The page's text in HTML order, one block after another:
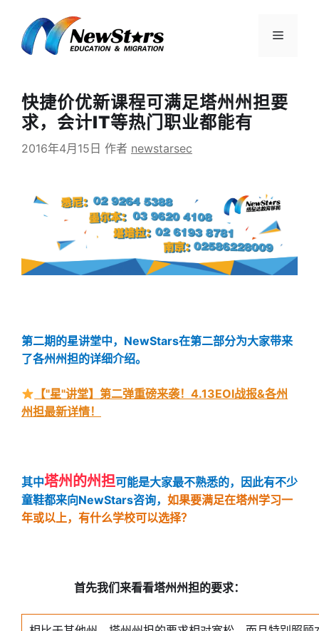
菜
快捷价优新课程可满足塔州州担要
求，会计IT等热门职业都能有
2016年4月15日 作者 newstarsec
第二期的星讲堂中，NewStars在第二部分为大家带来
了各州州担的详细介绍。
【"星"讲堂】第二弹重磅来袭！4.13EOI战报&各州
州担最新详情！
其中塔州的州担可能是大家最不熟悉的，因此有不少
童鞋都来向NewStars咨询， 如果要满足在塔州学习一
年或以上，有什么学校可以选择？
首先我们来看看塔州州担的要求：